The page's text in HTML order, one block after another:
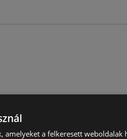
amelyeket a felkeresett weboldalak